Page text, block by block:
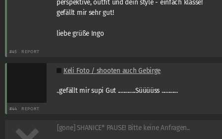
perspektive, outfit und dein style - einfach klasse!
gefällt mir sehr gut!
liebe grüße Ingo
#45 REPORT
Keli Foto / shooten auch Gebirge
..gefällt mir supi Gut .............Süüüüss ............
#44 REPORT
[gone] SHANICE* PAUSE! Bitte keine Anfragen..